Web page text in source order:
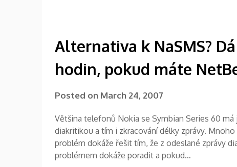
Alternativa k NaSMS?
hodin, pokud máte
Posted on March 24, 2007
Většina telefonů Nokia se Symbian Series 60
diakritikou a tím i zkracování délky zprávy.
problém dokáže řešit tím, že z odeslané zprávy
problémem dokáže poradit a pokud…